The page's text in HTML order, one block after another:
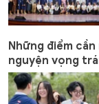
Những điểm
nguyện vọng